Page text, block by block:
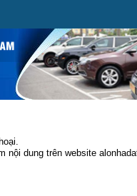
dung trên website